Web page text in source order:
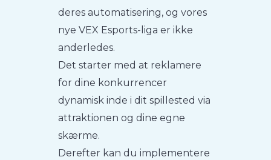
deres automatisering, og vores
nye VEX Esports-liga er ikke
anderledes.
Det starter med at reklamere
for dine konkurrencer
dynamisk inde i dit spillested via
attraktionen og dine egne
skærme.
Derefter kan du implementere